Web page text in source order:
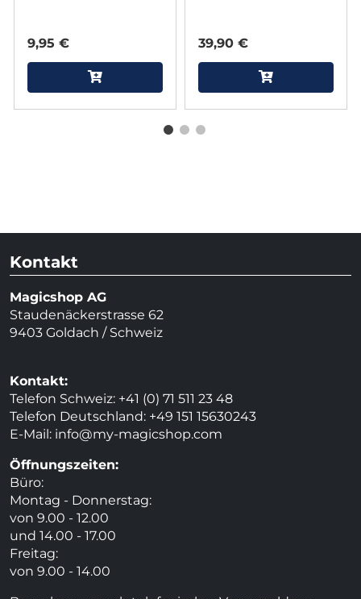
9,95 € 39,90 €
Kontakt
Magicshop AG
Staudenäckerstrasse 62
9403 Goldach / Schweiz
Kontakt:
Telefon Schweiz: +41 (0) 71 511 23 48
Telefon Deutschland: +49 151 15630243
E-Mail: info@my-magicshop.com
Öffnungszeiten:
Büro:
Montag - Donnerstag:
von 9.00 - 12.00
und 14.00 - 17.00
Freitag:
von 9.00 - 14.00